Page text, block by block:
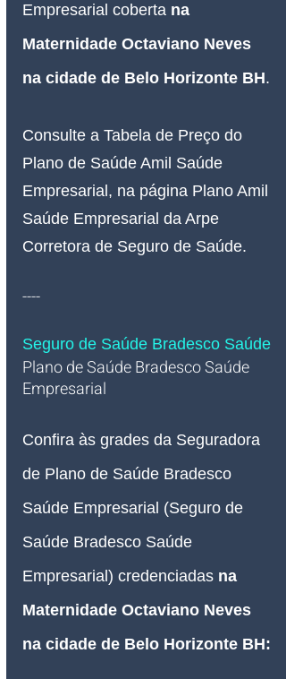
Empresarial coberta na
Maternidade Octaviano Neves
na cidade de Belo Horizonte BH.
Consulte a Tabela de Preço do
Plano de Saúde Amil Saúde
Empresarial, na página Plano Amil
Saúde Empresarial da Arpe
Corretora de Seguro de Saúde.
----
Seguro de Saúde Bradesco Saúde
Plano de Saúde Bradesco Saúde
Empresarial
Confira às grades da Seguradora
de Plano de Saúde Bradesco
Saúde Empresarial (Seguro de
Saúde Bradesco Saúde
Empresarial) credenciadas na
Maternidade Octaviano Neves
na cidade de Belo Horizonte BH: